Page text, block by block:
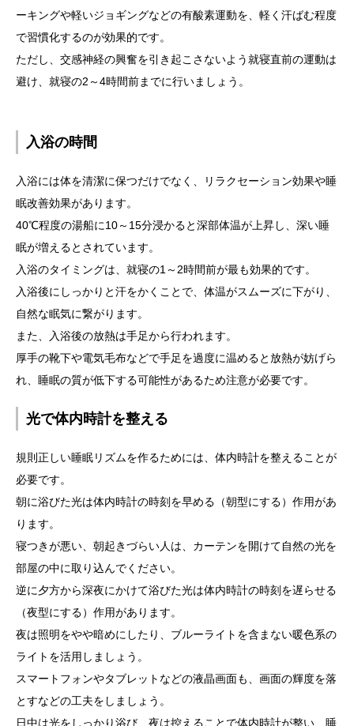
ーキングや軽いジョギングなどの有酸素運動を、軽く汗ばむ程度
で習慣化するのが効果的です。
ただし、交感神経の興奮を引き起こさないよう就寝直前の運動は
避け、就寝の2～4時間前までに行いましょう。
入浴の時間
入浴には体を清潔に保つだけでなく、リラクセーション効果や睡
眠改善効果があります。
40℃程度の湯船に10～15分浸かると深部体温が上昇し、深い睡
眠が増えるとされています。
入浴のタイミングは、就寝の1～2時間前が最も効果的です。
入浴後にしっかりと汗をかくことで、体温がスムーズに下がり、
自然な眠気に繋がります。
また、入浴後の放熱は手足から行われます。
厚手の靴下や電気毛布などで手足を過度に温めると放熱が妨げら
れ、睡眠の質が低下する可能性があるため注意が必要です。
光で体内時計を整える
規則正しい睡眠リズムを作るためには、体内時計を整えることが
必要です。
朝に浴びた光は体内時計の時刻を早める（朝型にする）作用があ
ります。
寝つきが悪い、朝起きづらい人は、カーテンを開けて自然の光を
部屋の中に取り込んでください。
逆に夕方から深夜にかけて浴びた光は体内時計の時刻を遅らせる
（夜型にする）作用があります。
夜は照明をやや暗めにしたり、ブルーライトを含まない暖色系の
ライトを活用しましょう。
スマートフォンやタブレットなどの液晶画面も、画面の輝度を落
とすなどの工夫をしましょう。
日中は光をしっかり浴び、夜は控えることで体内時計が整い、睡